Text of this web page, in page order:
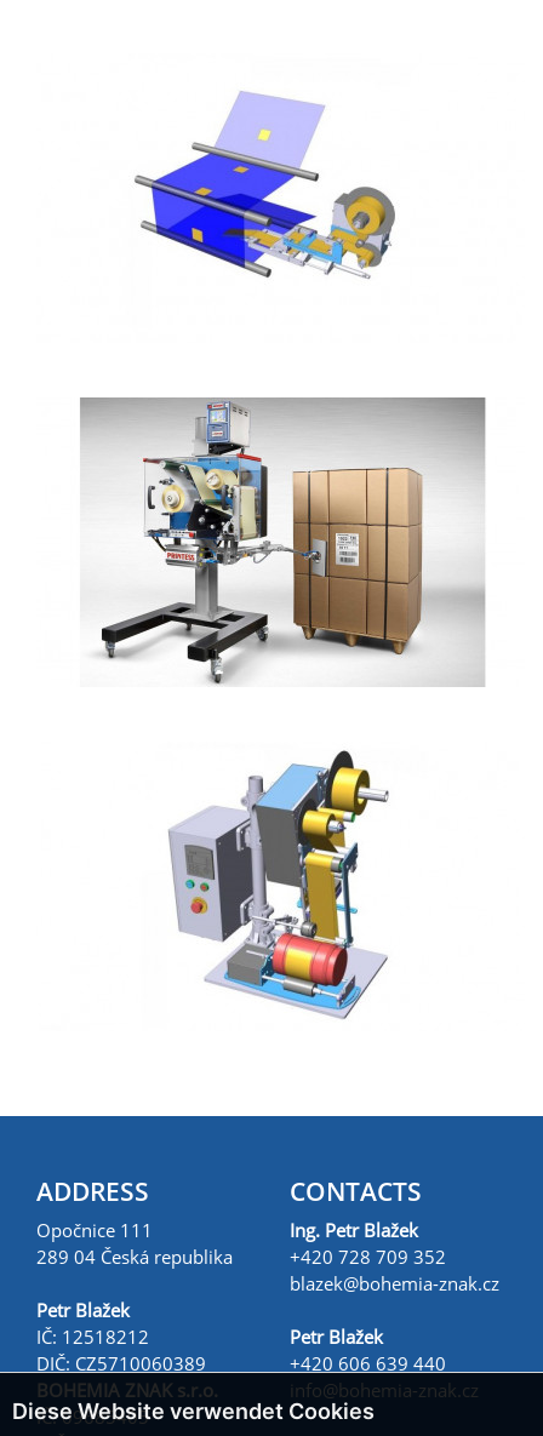
Diese Website verwendet Cookies
ADDRESS
Opočnice 111
289 04 Česká republika
Petr Blažek
IČ: 12518212
DIČ: CZ5710060389
BOHEMIA ZNAK s.r.o.
IČ: 09685405
CONTACTS
Ing. Petr Blažek
+420 728 709 352
blazek@bohemia-znak.cz
Petr Blažek
+420 606 639 440
info@bohemia-znak.cz